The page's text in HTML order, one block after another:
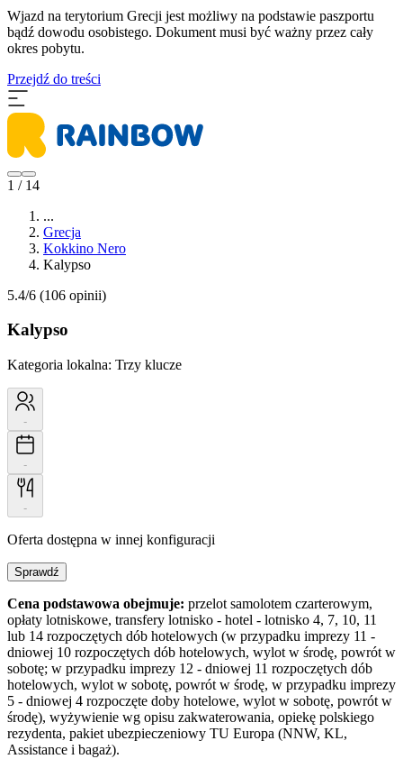
Wjazd na terytorium Grecji jest możliwy na podstawie paszportu
bądź dowodu osobistego. Dokument musi być ważny przez cały
okres pobytu.
Przejdź do treści
1 / 14
...
Grecja
Kokkino Nero
Kalypso
5.4/6 (106 opinii)
Kalypso
Kategoria lokalna: Trzy klucze
-
-
-
Oferta dostępna w innej konfiguracji
Sprawdź
Cena podstawowa obejmuje: przelot samolotem czarterowym,
opłaty lotniskowe, transfery lotnisko - hotel - lotnisko 4, 7, 10, 11
lub 14 rozpoczętych dób hotelowych (w przypadku imprezy 11 -
dniowej 10 rozpoczętych dób hotelowych, wylot w środę, powrót w
sobotę; w przypadku imprezy 12 - dniowej 11 rozpoczętych dób
hotelowych, wylot w sobotę, powrót w środę, w przypadku imprezy
5 - dniowej 4 rozpoczęte doby hotelowe, wylot w sobotę, powrót w
środę), wyżywienie wg opisu zakwaterowania, opiekę polskiego
rezydenta, pakiet ubezpieczeniowy TU Europa (NNW, KL,
Assistance i bagaż).